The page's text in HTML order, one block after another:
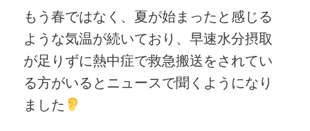
もう春ではなく、夏が始まったと感じる
ような気温が続いており、早速水分摂取
が足りずに熱中症で救急搬送をされてい
る方がいるとニュースで聞くようになり
ました